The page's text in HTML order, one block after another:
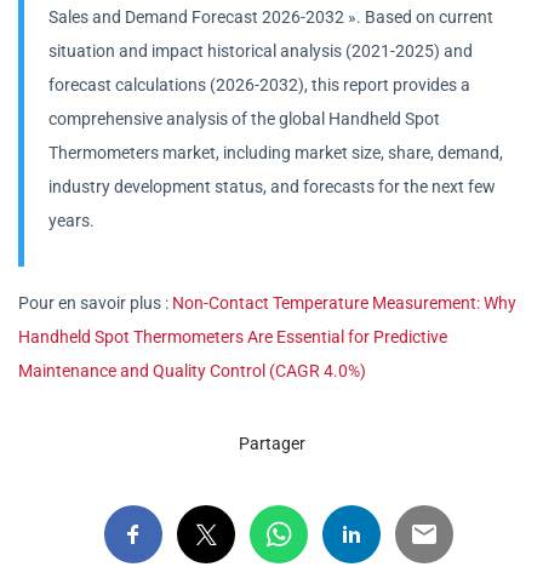
Sales and Demand Forecast 2026-2032 ». Based on current
situation and impact historical analysis (2021-2025) and
forecast calculations (2026-2032), this report provides a
comprehensive analysis of the global Handheld Spot
Thermometers market, including market size, share, demand,
industry development status, and forecasts for the next few
years.
Pour en savoir plus : Non-Contact Temperature Measurement: Why
Handheld Spot Thermometers Are Essential for Predictive
Maintenance and Quality Control (CAGR 4.0%)
Partager